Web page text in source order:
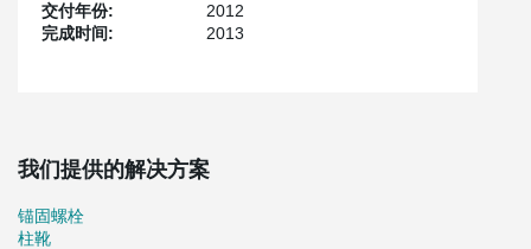
交付年份:
2012
完成时间:
2013
我们提供的解决方案
锚固螺栓
柱靴